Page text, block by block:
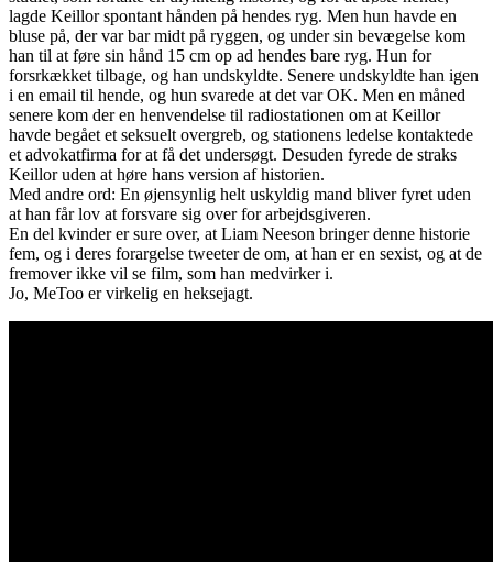
på
Kønsdebats
Facebook-
side
i
december
2017
og
januar
2018
lagde Keillor spontant hånden på hendes ryg. Men hun havde en
bluse på, der var bar midt på ryggen, og under sin bevægelse kom
han til at føre sin hånd 15 cm op ad hendes bare ryg. Hun for
forsrkækket tilbage, og han undskyldte. Senere undskyldte han igen
i en email til hende, og hun svarede at det var OK. Men en måned
senere kom der en henvendelse til radiostationen om at Keillor
havde begået et seksuelt overgreb, og stationens ledelse kontaktede
et advokatfirma for at få det undersøgt. Desuden fyrede de straks
Keillor uden at høre hans version af historien.
Med andre ord: En øjensynlig helt uskyldig mand bliver fyret uden
at han får lov at forsvare sig over for arbejdsgiveren.
En del kvinder er sure over, at Liam Neeson bringer denne historie
fem, og i deres forargelse tweeter de om, at han er en sexist, og at de
fremover ikke vil se film, som han medvirker i.
Jo, MeToo er virkelig en heksejagt.